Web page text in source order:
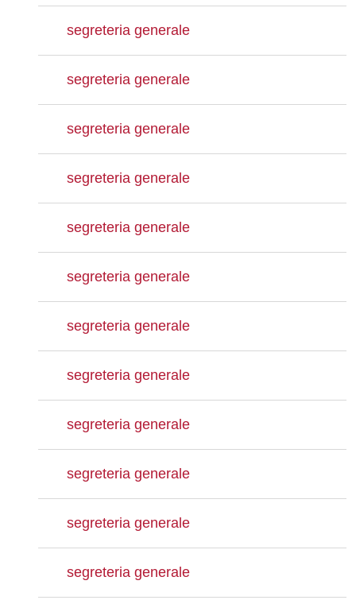
segreteria generale
segreteria generale
segreteria generale
segreteria generale
segreteria generale
segreteria generale
segreteria generale
segreteria generale
segreteria generale
segreteria generale
segreteria generale
segreteria generale